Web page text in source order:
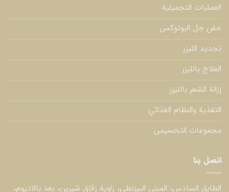
العمليات التجميلية
حقن جل البوتوكس
تجديد الليزر
العلاج بالليزر
إزالة الشعر بالليزر
التغذية والنظام الغذائي
مجموعات التخسيس
اتصل بنا
الطابق السادس، المبنى البيزنطي، زاوية زقاق شيرين، بعد بالاديوم،